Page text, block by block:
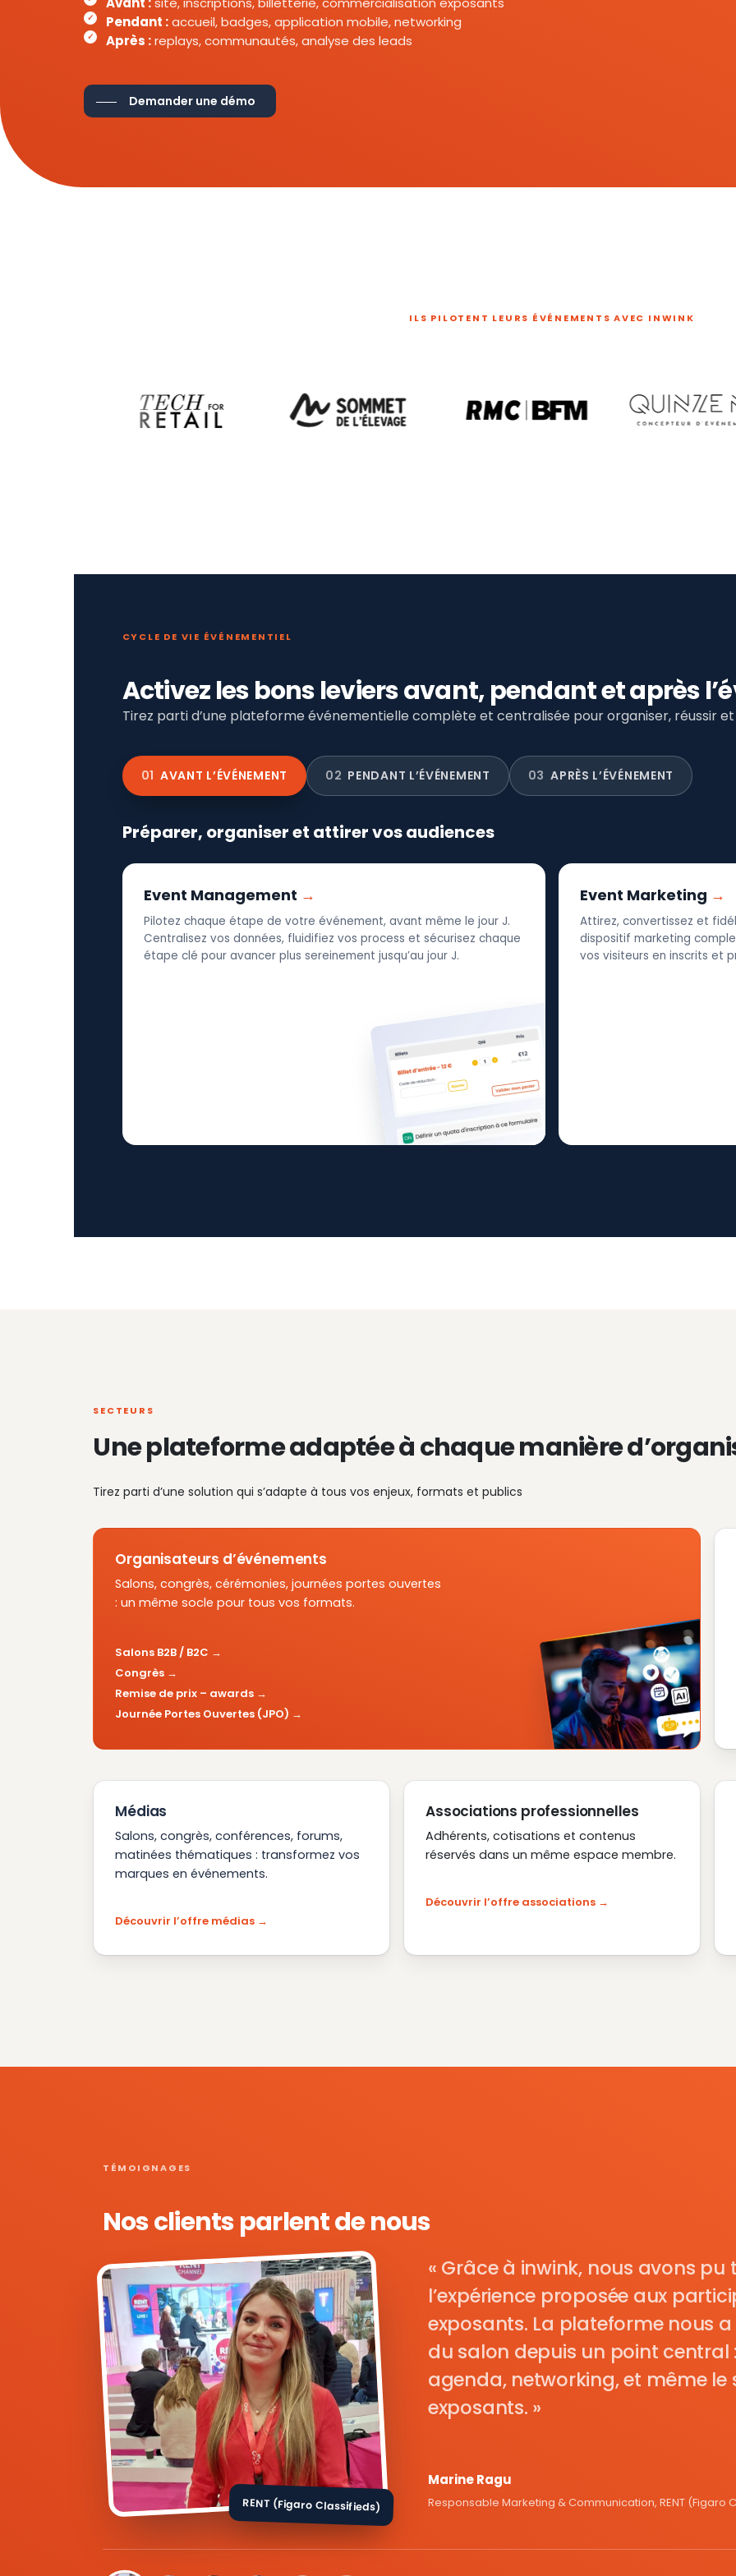
Pendant :accueil, badges, application mobile, networking
Après :replays, communautés, analyse des leads
Demander une démo
ILS PILOTENT LEURS ÉVÉNEMENTS AVEC INWINK
CYCLE DE VIE ÉVÉNEMENTIEL
Activez les bons leviers avant, pendant et après
Tirez parti d’une plateforme événementielle complète et centralisée pour organiser, réussir
01 AVANT L’ÉVÉNEMENT 02 PENDANT L’ÉVÉNEMENT 03 APRÈS L’ÉVÉNEMENT
Préparer, organiser et attirer vos audiences
Event Management
Pilotez chaque étape de votre événement, avant même le jour J.
Centralisez vos données, fluidifiez vos process et sécurisez chaque
étape clé pour avancer plus sereinement jusqu’au jour J.
Event Marketing
Attirez, convertissez et
dispositif marketing
vos visiteurs en inscrits et
SECTEURS
Une plateforme adaptée à chaque manière
Tirez parti d’une solution qui s’adapte à tous vos enjeux, formats et publics
Organisateurs d’événements
Salons, congrès, cérémonies, journées portes ouvertes
: un même socle pour tous vos formats.
Salons B2B / B2C
Congrès
Remise de prix – awards
Journée Portes Ouvertes (JPO)
Médias
Salons, congrès, conférences, forums,
matinées thématiques : transformez vos
marques en événements.
Découvrir l’offre médias
Associations professionnelles
Adhérents, cotisations et contenus
réservés dans un même espace membre.
Découvrir l’offre associations
TÉMOIGNAGES
Nos clients parlent de nous
RENT (Figaro Classifieds)
Grâce à inwink, nous avons
l’expérience proposée aux
exposants. La plateforme nous
du salon depuis un point central
agenda, networking, et même le
exposants.
Marine Ragu
Responsable Marketing & Communication, RENT (Figaro